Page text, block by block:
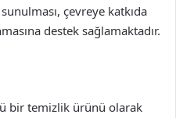
çevreye katkıda
destek sağlamaktadır.
bir temizlik ürünü olarak